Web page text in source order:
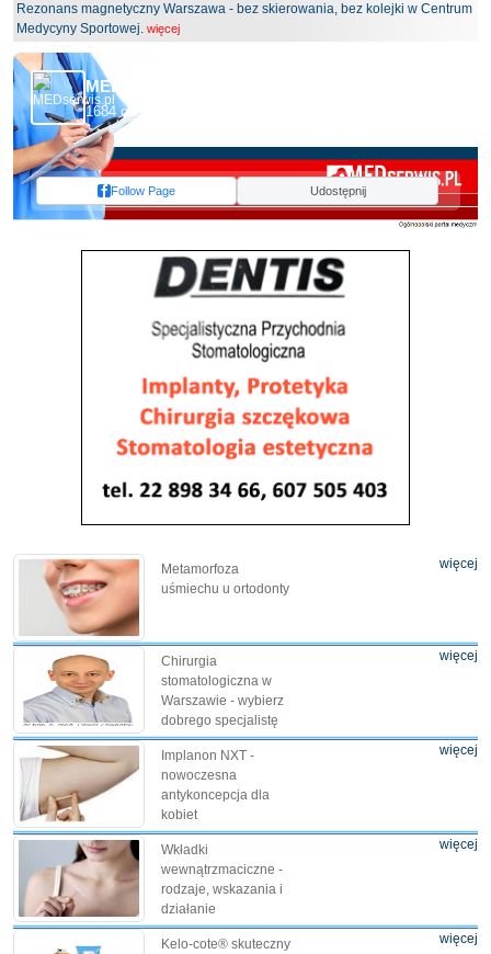
Rezonans magnetyczny Warszawa - bez skierowania, bez kolejki w Centrum
Medycyny Sportowej. więcej
MEDserwis.pl - Ogólnopolski Portal Medyczny
1684 obserwujących
Follow Page Udostępnij
Metamorfoza
uśmiechu u ortodonty
więcej
Chirurgia
stomatologiczna w
Warszawie - wybierz
dobrego specjalistę
więcej
Implanon NXT -
nowoczesna
antykoncepcja dla
kobiet
więcej
Wkładki
wewnątrzmaciczne -
rodzaje, wskazania i
działanie
więcej
Kelo-cote® skuteczny
więcej